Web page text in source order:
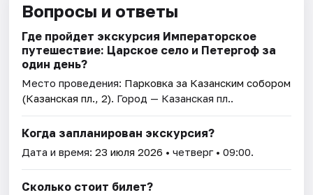
Вопросы и ответы
Где пройдет экскурсия Императорское
путешествие: Царское село и Петергоф за
один день?
Место проведения: Парковка за Казанским собором
(Казанская пл., 2). Город — Казанская пл..
Когда запланирован экскурсия?
Дата и время:23 июля 2026 • четверг • 09:00.
Сколько стоит билет?